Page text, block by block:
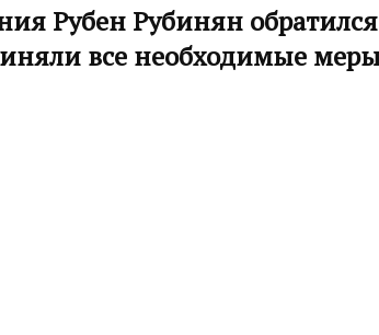
Рубен Рубинян
все необходимые